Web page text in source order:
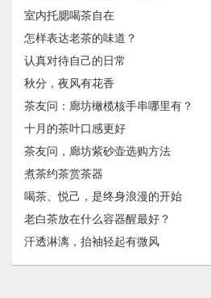
室内托腮喝茶自在
怎样表达老茶的味道？
认真对待自己的日常
秋分，夜风有花香
茶友问：廊坊橄榄核手串哪里有？
十月的茶叶口感更好
茶友问，廊坊紫砂壶选购方法
煮茶约茶赏茶器
喝茶、悦己，是终身浪漫的开始
老白茶放在什么容器醒最好？
汗透淋漓，抬袖轻起有微风